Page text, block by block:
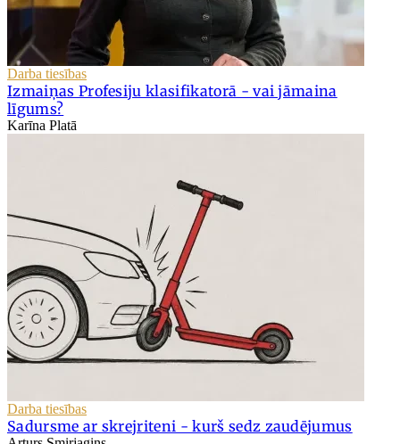
Darba tiesības
Izmaiņas Profesiju klasifikatorā - vai jāmaina
līgums?
Karīna Platā
Darba tiesības
Sadursme ar skrejriteni - kurš sedz zaudējumus